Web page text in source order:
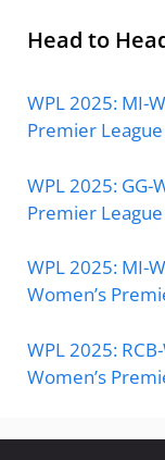
Head to
WPL 2025: MI-
Premier League
WPL 2025: GG-
Premier League
WPL 2025: MI-
Women’s
WPL 2025:
Women’s